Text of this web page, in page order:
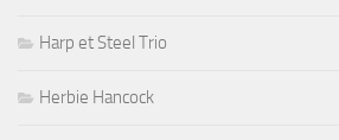
Harp et Steel Trio
Herbie Hancock